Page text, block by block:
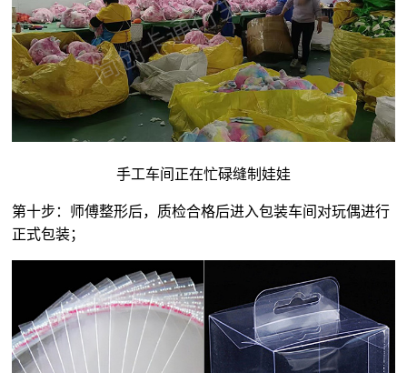
手工车间正在忙碌缝制娃娃
第十步：师傅整形后，质检合格后进入包装车间对玩偶进行
正式包装；